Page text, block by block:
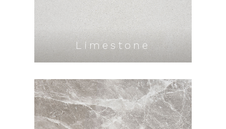
Limestone